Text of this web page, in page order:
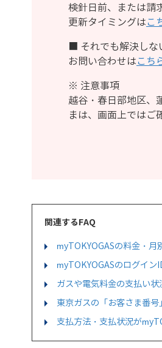
検針日前、または請
更新タイミングはこ
■ それでも解決しな
お問い合わせはこち
※ 注意事項
越谷・春日部地区、
まは、画面上ではご
関連するFAQ
myTOKYOGASの料金・
myTOKYOGASのログイン
ガスや電気料金の支払い
東京ガスの「お客さま番号
支払方法・支払状況が